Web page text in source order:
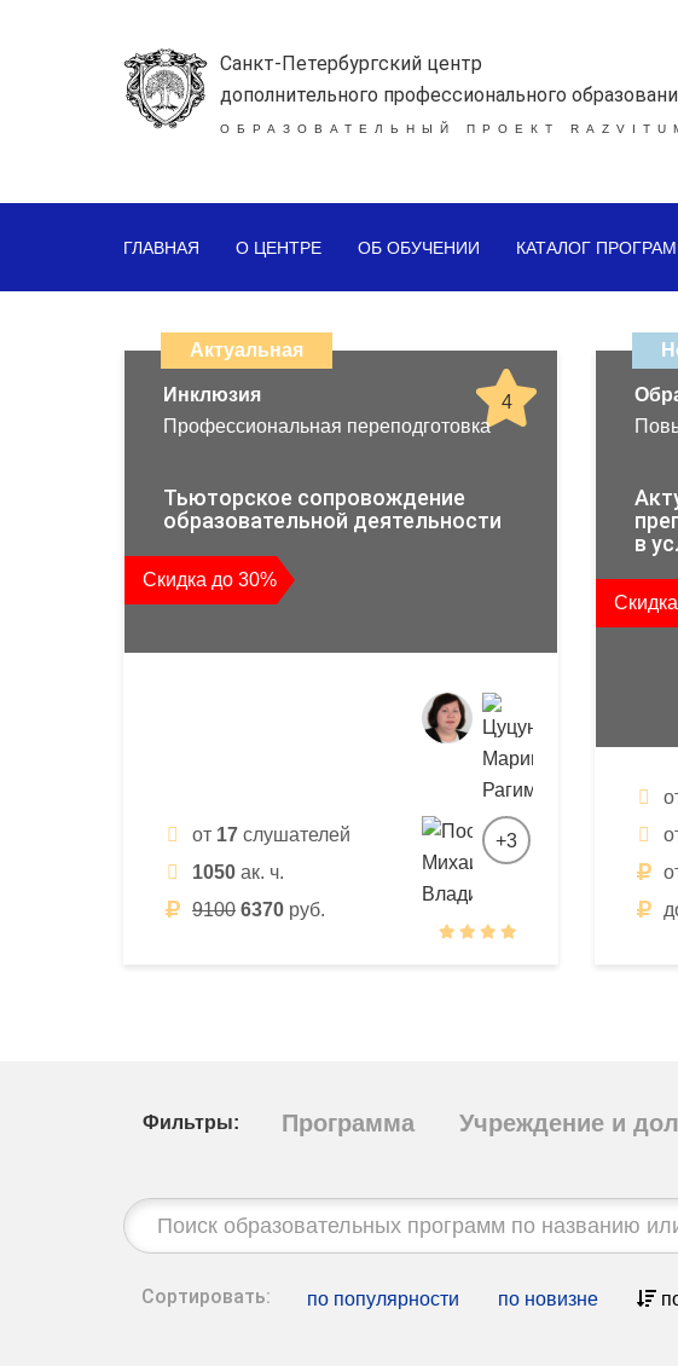
Санкт-Петербургский центр
дополнительного профессионального
ОБРАЗОВАТЕЛЬНЫЙ ПРОЕКТ
ГЛАВНАЯ О ЦЕНТРЕ ОБ ОБУЧЕНИИ КАТАЛОГ
дистанционных
образовательных
повышения
квалификации
и
профессиональной
переподготовки
Актуальная
4
Инклюзия
Профессиональная переподготовка
Тьюторское сопровождение
образовательной деятельности
Скидка до 30%
от 17 слушателей
1050 ак. ч.
9100 6370 руб.
+3
в
Фильтры: Программа Учреждение и
Строка
поиска:
Сортировать: по популярности по новизне